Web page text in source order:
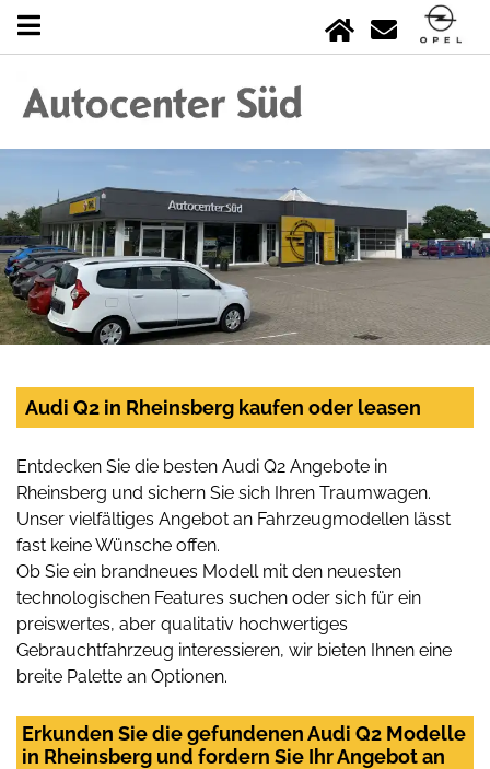
Audi Q2 in Rheinsberg kaufen oder leasen
Entdecken Sie die besten Audi Q2 Angebote in
Rheinsberg und sichern Sie sich Ihren Traumwagen.
Unser vielfältiges Angebot an Fahrzeugmodellen lässt
fast keine Wünsche offen.
Ob Sie ein brandneues Modell mit den neuesten
technologischen Features suchen oder sich für ein
preiswertes, aber qualitativ hochwertiges
Gebrauchtfahrzeug interessieren, wir bieten Ihnen eine
breite Palette an Optionen.
Erkunden Sie die gefundenen Audi Q2 Modelle
in Rheinsberg und fordern Sie Ihr Angebot an